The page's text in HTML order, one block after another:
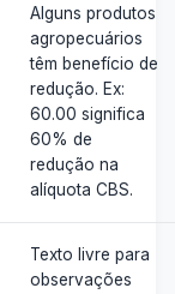
Alguns produtos
agropecuários
têm benefício de
redução. Ex:
60.00 significa
60% de
redução na
alíquota CBS.
Texto livre para
observações